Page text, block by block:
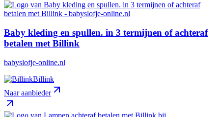
Baby kleding en spullen. in 3 termijnen of achteraf
betalen met Billink
babyslofje-online.nl
Billink
Naar aanbieder